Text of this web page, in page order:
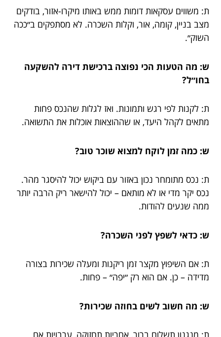
ת: משווים עסקאות דומות ממש באותו מיקרו-אזור, בודקים
מצב בניין, קומה, אור, וקלות השכרה. לא מסתפקים ב״ככה
השוק״.
ש: מה הטעות הכי נפוצה ברכישת דירה להשקעה
בחו״ל?
ת: לקנות לפי רגש ותמונות. ואז לגלות שהנכס פחות
מתאים לקהל היעד, או שההוצאות אוכלות את התשואה.
ש: כמה זמן לוקח למצוא שוכר טוב?
ת: נכס מתומחר נכון באזור עם ביקוש יכול להיסגר מהר.
נכס יקר מדי או לא מותאם – יכול להישאר ריק הרבה יותר
ממה שנעים להודות.
ש: כדאי לשפץ לפני השכרה?
ת: אם השיפוץ מקצר זמן ריקנות ומעלה שכירות בצורה
מדידה – כן. אם הוא רק ״יפה״ – פחות.
ש: מה חשוב לשים בחוזה שכירות?